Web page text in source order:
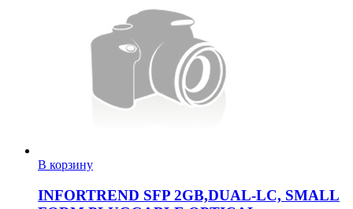
В корзину
INFORTREND SFP 2GB,DUAL-LC, SMALL